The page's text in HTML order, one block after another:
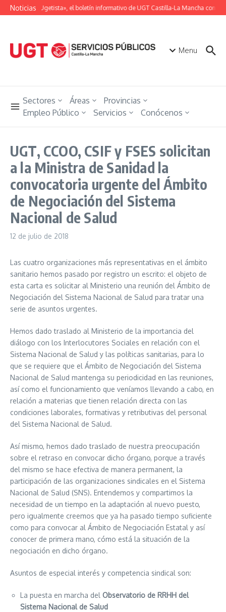
Saltar al contenido
Noticias
«Unión Ugetista», el boletín informativo de UGT Castilla-La Mancha con
Menu
Sectores Áreas
Provincias
Empleo Público
Servicios Conócenos
UGT, CCOO, CSIF y FSES solicitan
a la Ministra de Sanidad la
convocatoria urgente del Ámbito
de Negociación del Sistema
Nacional de Salud
12 de julio de 2018
Las cuatro organizaciones más representativas en el ámbito
sanitario hemos pasado por registro un escrito: el objeto de
esta carta es solicitar al Ministerio una reunión del Ámbito de
Negociación del Sistema Nacional de Salud para tratar una
serie de asuntos urgentes.
Hemos dado traslado al Ministerio de la importancia del
diálogo con los Interlocutores Sociales en relación con el
Sistema Nacional de Salud y las políticas sanitarias, para lo
que se requiere que el Ámbito de Negociación del Sistema
Nacional de Salud mantenga su periodicidad en las reuniones,
así como el funcionamiento que veníamos llevando a cabo, en
relación a materias que tienen relación directa con las
condiciones laborales, formativas y retributivas del personal
del Sistema Nacional de Salud.
Así mismo, hemos dado traslado de nuestra preocupación
sobre el retraso en convocar dicho órgano, porque a través
del mismo se hace efectiva de manera permanent, la
participación de las organizaciones sindicales en el Sistema
Nacional de Salud (SNS). Entendemos y compartimos la
necesidad de un tiempo en la adaptación al nuevo puesto,
pero igualmente creemos que ya ha pasado tiempo suficiente
como para convocar al Ámbito de Negociación Estatal y así
conocer de primera mano, cómo está la situación de la
negociación en dicho órgano.
Asuntos de especial interés y competencia sindical son:
La puesta en marcha del Observatorio de RRHH del
Sistema Nacional de Salud